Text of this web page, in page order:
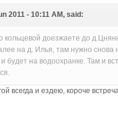
2011 - 10:11 AM, said:
кольцевой доезжаете до
на д. Илья, там нужно снова
будет на водоохранке. Там и
всегда и ездею, короче